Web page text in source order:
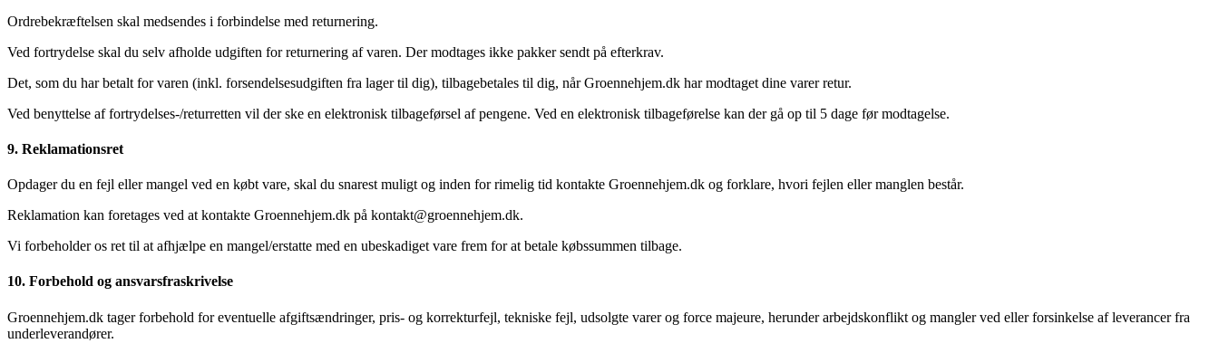
Ordrebekræftelsen skal medsendes i forbindelse med returnering.
Ved fortrydelse skal du selv afholde udgiften for returnering af varen. Der modtages ikke pakker sendt på efterkrav.
Det, som du har betalt for varen (inkl. forsendelsesudgiften fra lager til dig), tilbagebetales til dig, når Groennehjem.dk har modtaget dine varer retur.
Ved benyttelse af fortrydelses-/returretten vil der ske en elektronisk tilbageførsel af pengene. Ved en elektronisk tilbageførelse kan der gå op til 5 dage før modtagelse.
9. Reklamationsret
Opdager du en fejl eller mangel ved en købt vare, skal du snarest muligt og inden for rimelig tid kontakte Groennehjem.dk og forklare, hvori fejlen eller manglen består.
Reklamation kan foretages ved at kontakte Groennehjem.dk på kontakt@groennehjem.dk.
Vi forbeholder os ret til at afhjælpe en mangel/erstatte med en ubeskadiget vare frem for at betale købssummen tilbage.
10. Forbehold og ansvarsfraskrivelse
Groennehjem.dk tager forbehold for eventuelle afgiftsændringer, pris- og korrekturfejl, tekniske fejl, udsolgte varer og force majeure, herunder arbejdskonflikt og mangler ved eller forsinkelse af leverancer fra
underleverandører.